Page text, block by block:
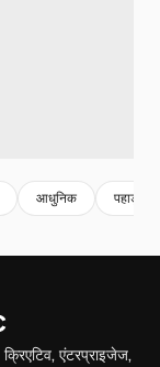
आधुनिक पहाड़ी
एंटरप्राइजेज,